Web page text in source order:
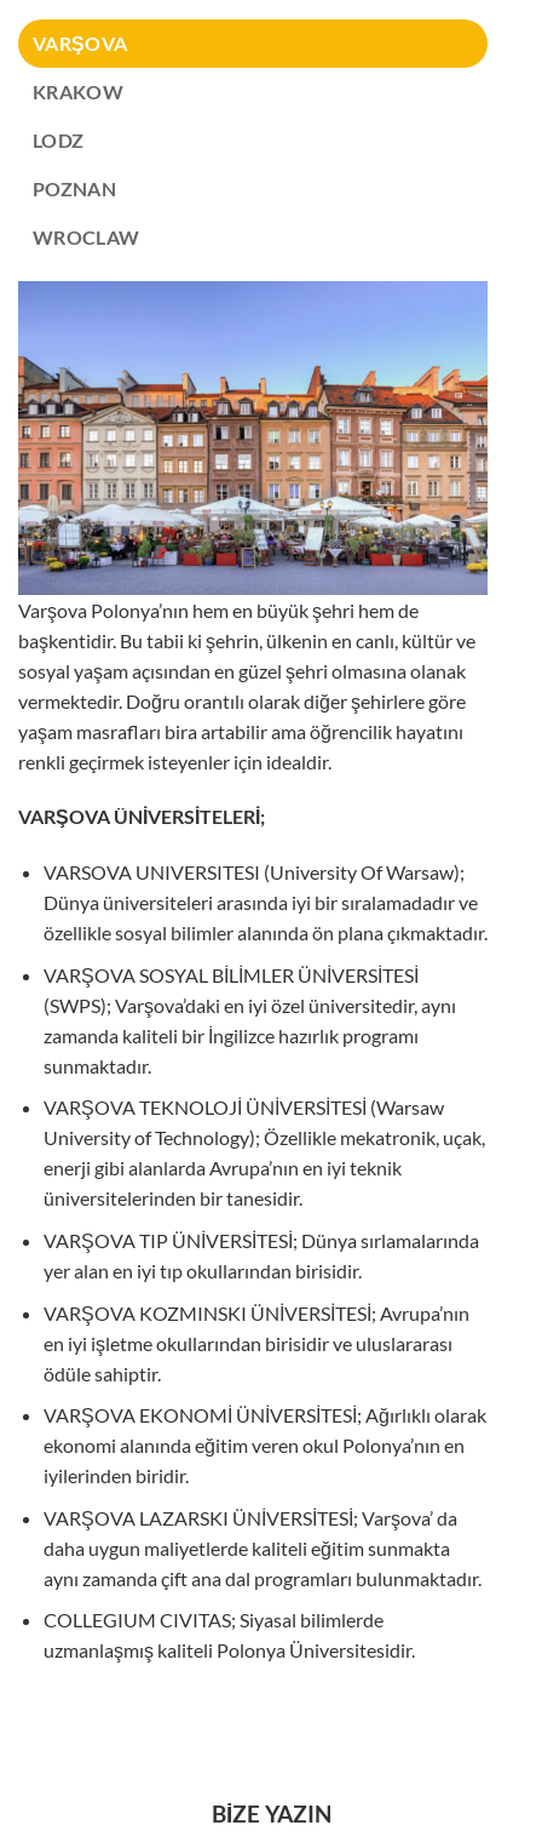
VARŞOVA
KRAKOW
LODZ
POZNAN
WROCLAW
Varşova Polonya’nın hem en büyük şehri hem de
başkentidir. Bu tabii ki şehrin, ülkenin en canlı, kültür ve
sosyal yaşam açısından en güzel şehri olmasına olanak
vermektedir. Doğru orantılı olarak diğer şehirlere göre
yaşam masrafları bira artabilir ama öğrencilik hayatını
renkli geçirmek isteyenler için idealdir.
VARŞOVA ÜNİVERSİTELERİ;
VARSOVA UNIVERSITESI (University Of Warsaw);
Dünya üniversiteleri arasında iyi bir sıralamadadır ve
özellikle sosyal bilimler alanında ön plana çıkmaktadır.
VARŞOVA SOSYAL BİLİMLER ÜNİVERSİTESİ
(SWPS); Varşova’daki en iyi özel üniversitedir, aynı
zamanda kaliteli bir İngilizce hazırlık programı
sunmaktadır.
VARŞOVA TEKNOLOJİ ÜNİVERSİTESİ (Warsaw
University of Technology); Özellikle mekatronik, uçak,
enerji gibi alanlarda Avrupa’nın en iyi teknik
üniversitelerinden bir tanesidir.
VARŞOVA TIP ÜNİVERSİTESİ; Dünya sırlamalarında
yer alan en iyi tıp okullarından birisidir.
VARŞOVA KOZMINSKI ÜNİVERSİTESİ; Avrupa’nın
en iyi işletme okullarından birisidir ve uluslararası
ödüle sahiptir.
VARŞOVA EKONOMİ ÜNİVERSİTESİ; Ağırlıklı olarak
ekonomi alanında eğitim veren okul Polonya’nın en
iyilerinden biridir.
VARŞOVA LAZARSKI ÜNİVERSİTESİ; Varşova’ da
daha uygun maliyetlerde kaliteli eğitim sunmakta
aynı zamanda çift ana dal programları bulunmaktadır.
COLLEGIUM CIVITAS; Siyasal bilimlerde
uzmanlaşmış kaliteli Polonya Üniversitesidir.
BİZE YAZIN